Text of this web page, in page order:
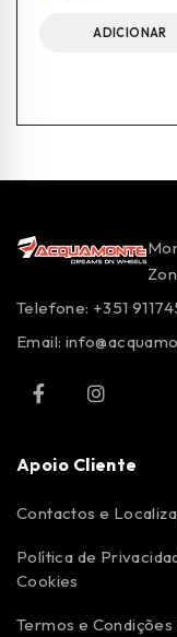
ADICIONAR
Telefone: +351
Email:
Apoio Cliente
Contactos e
Política de
Cookies
Termos e Condições